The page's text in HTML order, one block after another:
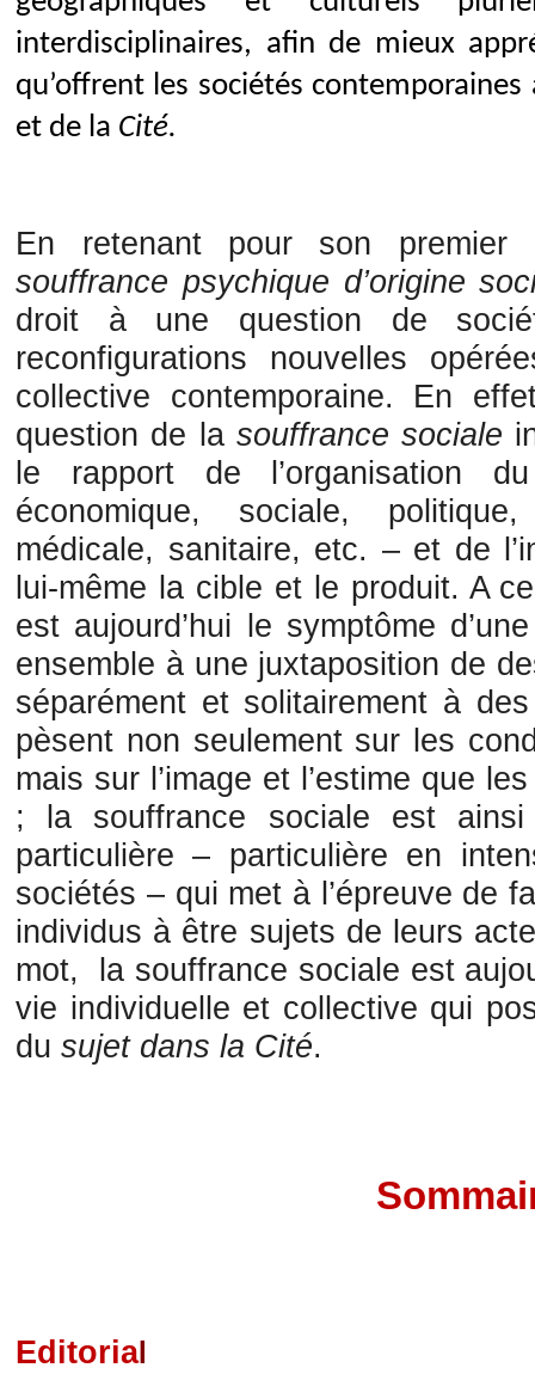
interdisciplinaires, afin de mieux
qu’offrent les sociétés
et de la Cité.
En retenant pour son
souffrance psychique d’origine
droit à une question de
reconfigurations nouvelles
collective contemporaine. En
question de la souffrance sociale
le rapport de l’organisation
économique, sociale,
médicale, sanitaire, etc. – et de
lui-même la cible et le produit. A
est aujourd’hui le symptôme
ensemble à une juxtaposition de
séparément et solitairement à
pèsent non seulement sur les
mais sur l’image et l’estime que
; la souffrance sociale est
particulière – particulière en
sociétés – qui met à l’épreuve de
individus à être sujets de leurs
mot, la souffrance sociale est
vie individuelle et collective qui
dusujet dans la Cité.
Editorial